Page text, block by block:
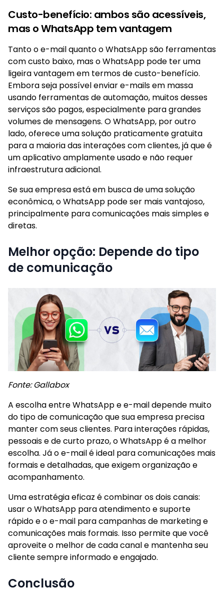
Custo-benefício: ambos são acessíveis,
mas o WhatsApp tem vantagem
Tanto o e-mail quanto o WhatsApp são ferramentas
com custo baixo, mas o WhatsApp pode ter uma
ligeira vantagem em termos de custo-benefício.
Embora seja possível enviar e-mails em massa
usando ferramentas de automação, muitos desses
serviços são pagos, especialmente para grandes
volumes de mensagens. O WhatsApp, por outro
lado, oferece uma solução praticamente gratuita
para a maioria das interações com clientes, já que é
um aplicativo amplamente usado e não requer
infraestrutura adicional.
Se sua empresa está em busca de uma solução
econômica, o WhatsApp pode ser mais vantajoso,
principalmente para comunicações mais simples e
diretas.
Melhor opção: Depende do tipo
de comunicação
Fonte: Gallabox
A escolha entre WhatsApp e e-mail depende muito
do tipo de comunicação que sua empresa precisa
manter com seus clientes. Para interações rápidas,
pessoais e de curto prazo, o WhatsApp é a melhor
escolha. Já o e-mail é ideal para comunicações mais
formais e detalhadas, que exigem organização e
acompanhamento.
Uma estratégia eficaz é combinar os dois canais:
usar o WhatsApp para atendimento e suporte
rápido e o e-mail para campanhas de marketing e
comunicações mais formais. Isso permite que você
aproveite o melhor de cada canal e mantenha seu
cliente sempre informado e engajado.
Conclusão